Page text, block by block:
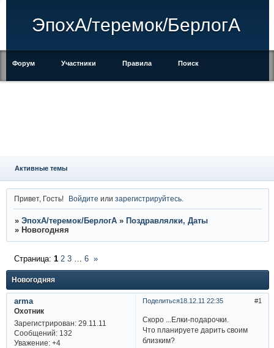
ЭпохА/теремок/БерлогА
Форум Участники Правила Поиск
Активные темы
Привет, Гость! Войдите илизарегистрируйтесь
» ЭпохА/теремок/БерлогА » Поздравлялки, Даты
» Новогодняя
Новогодняя
Страница: 1 2 3 … 6 »
Поделиться 1
18.12.11 22:35
arma
Охотник
Зарегистрирован: 29.11.11
Сообщений:132
Уважение: +4
Скоро ...Елки-подарочки.
Что планируете дарить своим
близким?